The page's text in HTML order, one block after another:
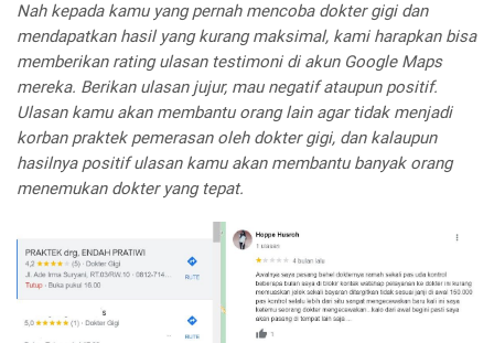
Nah kepada kamu yang pernah mencoba dokter gigi dan
mendapatkan hasil yang kurang maksimal, kami harapkan bisa
memberikan rating ulasan testimoni di akun Google Maps
mereka. Berikan ulasan jujur, mau negatif ataupun positif.
Ulasan kamu akan membantu orang lain agar tidak menjadi
korban praktek pemerasan oleh dokter gigi, dan kalaupun
hasilnya positif ulasan kamu akan membantu banyak orang
menemukan dokter yang tepat.